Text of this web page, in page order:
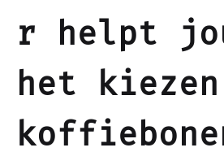
r helpt
het